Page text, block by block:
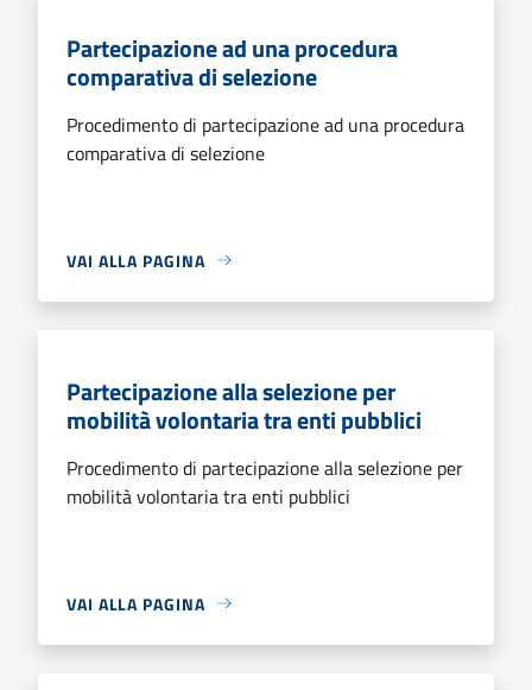
Partecipazione ad una procedura
comparativa di selezione
Procedimento di partecipazione ad una procedura
comparativa di selezione
VAI ALLA PAGINA
Partecipazione alla selezione per
mobilità volontaria tra enti pubblici
Procedimento di partecipazione alla selezione per
mobilità volontaria tra enti pubblici
VAI ALLA PAGINA